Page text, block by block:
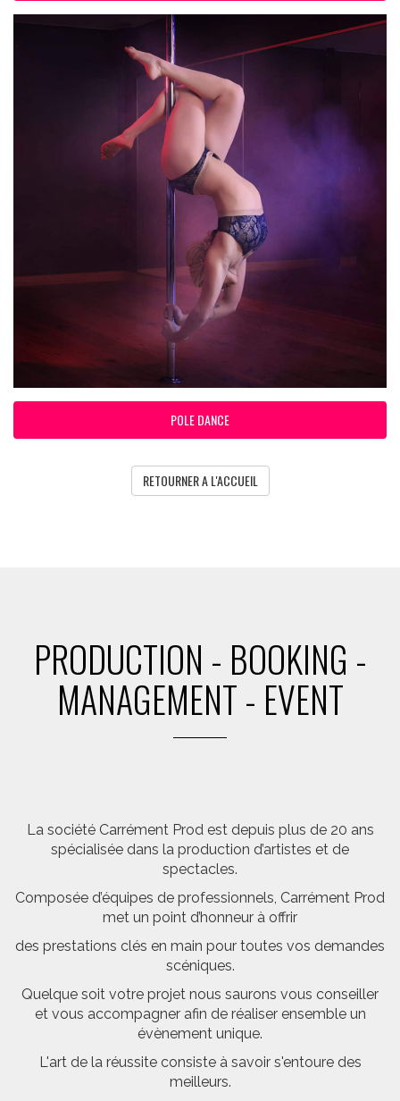
POLE DANCE
RETOURNER A L'ACCUEIL
PRODUCTION - BOOKING -
MANAGEMENT - EVENT
La société Carrément Prod est depuis plus de 20 ans
spécialisée dans la production d’artistes et de
spectacles.
Composée d’équipes de professionnels, Carrément Prod
met un point d’honneur à offrir
des prestations clés en main pour toutes vos demandes
scéniques.
Quelque soit votre projet nous saurons vous conseiller
et vous accompagner afin de réaliser ensemble un
évènement unique.
L'art de la réussite consiste à savoir s'entoure des
meilleurs.